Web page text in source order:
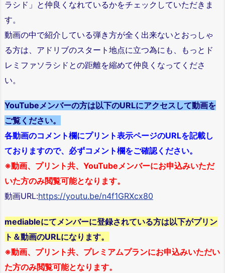
ラシド」と仲良くなれているかをチェックしていただきま
す。
動画の中で紹介している弾き方が全く出来ないとおっしゃ
る方は、アドリブのスタート地点に立つ為にも、もっとド
レミファソラシドとの距離を縮めて仲良くなってくださ
い。
YouTubeメンバーの方は以下のURLにアクセスして動画を
ご覧ください。
各動画のコメント欄にプリント表示ページのURLを記載し
ておりますので、必ずコメント欄をご確認ください。
※動画、プリント共、YouTubeメンバーにお申込みいただ
いた方のみ閲覧可能となります。
動画URL:https://youtu.be/n4f1GRXcx80
mediableにてメンバーに登録されている方は以下がプリン
ト＆動画のURLになります。
※動画、プリント共、プレミアムプランにお申込みいただい
た方のみ閲覧可能となります。